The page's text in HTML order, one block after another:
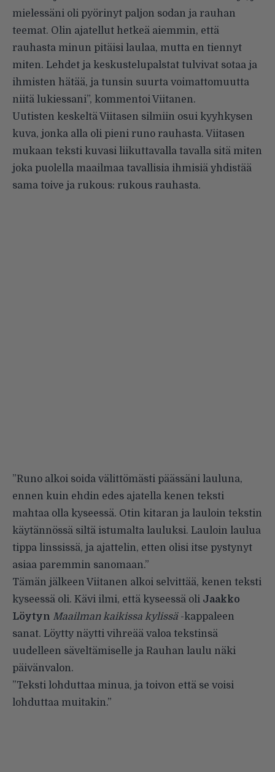
mielessäni oli pyörinyt paljon sodan ja rauhan
teemat. Olin ajatellut hetkeä aiemmin, että
rauhasta minun pitäisi laulaa, mutta en tiennyt
miten. Lehdet ja keskustelupalstat tulvivat sotaa ja
ihmisten hätää, ja tunsin suurta voimattomuutta
niitä lukiessani”, kommentoi Viitanen.
Uutisten keskeltä Viitasen silmiin osui kyyhkysen
kuva, jonka alla oli pieni runo rauhasta. Viitasen
mukaan teksti kuvasi liikuttavalla tavalla sitä miten
joka puolella maailmaa tavallisia ihmisiä yhdistää
sama toive ja rukous: rukous rauhasta.
”Runo alkoi soida välittömästi päässäni lauluna,
ennen kuin ehdin edes ajatella kenen teksti
mahtaa olla kyseessä. Otin kitaran ja lauloin tekstin
käytännössä siltä istumalta lauluksi. Lauloin laulua
tippa linssissä, ja ajattelin, etten olisi itse pystynyt
asiaa paremmin sanomaan.”
Tämän jälkeen Viitanen alkoi selvittää, kenen teksti
kyseessä oli. Kävi ilmi, että kyseessä oli Jaakko
Löytyn Maailman kaikissa kylissä-kappaleen
sanat. Löytty näytti vihreää valoa tekstinsä
uudelleen säveltämiselle ja Rauhan laulu näki
päivänvalon.
”Teksti lohduttaa minua, ja toivon että se voisi
lohduttaa muitakin.”